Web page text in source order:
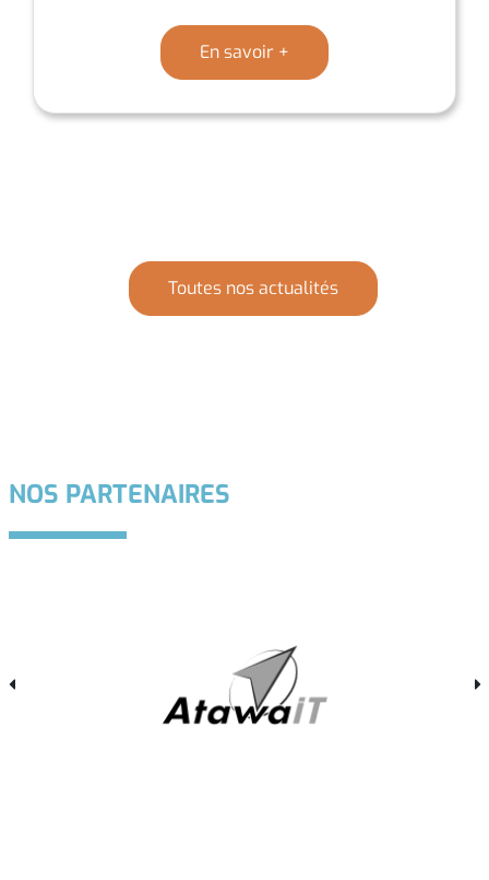
En savoir +
Toutes nos actualités
NOS PARTENAIRES